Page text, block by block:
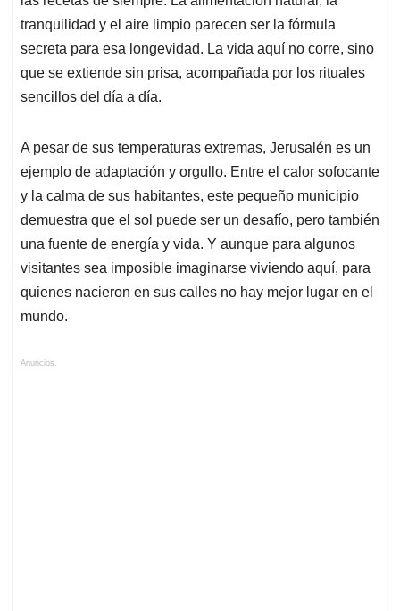
tranquilidad y el aire limpio parecen ser la fórmula
secreta para esa longevidad. La vida aquí no corre, sino
que se extiende sin prisa, acompañada por los rituales
sencillos del día a día.
A pesar de sus temperaturas extremas, Jerusalén es un
ejemplo de adaptación y orgullo. Entre el calor sofocante
y la calma de sus habitantes, este pequeño municipio
demuestra que el sol puede ser un desafío, pero también
una fuente de energía y vida. Y aunque para algunos
visitantes sea imposible imaginarse viviendo aquí, para
quienes nacieron en sus calles no hay mejor lugar en el
mundo.
Anuncios.